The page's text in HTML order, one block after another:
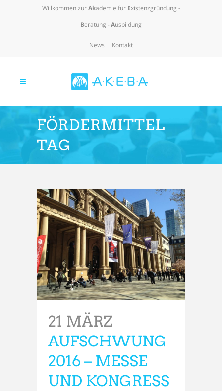
Willkommen zurAkademie fürExistenzgründung -
Beratung -Ausbildung
News Kontakt
FÖRDERMITTEL
TAG
21 MÄRZ
AUFSCHWUNG
2016 – MESSE
UND KONGRESS